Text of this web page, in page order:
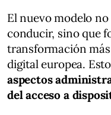
El nuevo modelo
conducir, sino que
transformación
digital europea.
aspectos
del acceso a